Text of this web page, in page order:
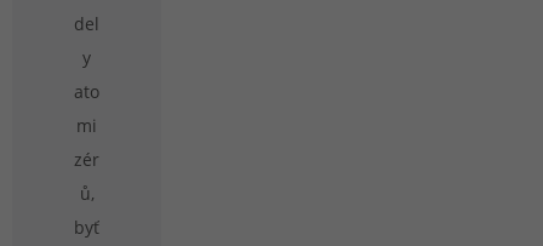
del
y
ato
mi
zér
ů,
byť